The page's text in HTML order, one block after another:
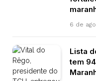
6 de
Lista
tem